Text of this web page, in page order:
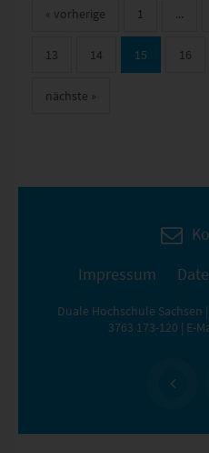
« vorherige 1 ...
13 14 15 16
nächste »
Impressum
Duale Hochschule Sachsen
3763 173-120 | E-